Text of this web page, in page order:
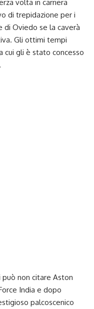
volta in carriera
di trepidazione per i
di Oviedo se la caverà
Gli ottimi tempi
cui gli è stato concesso
può non citare Aston
India e dopo
palcoscenico